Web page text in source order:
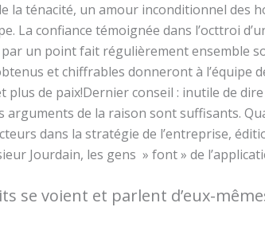
la ténacité, un amour inconditionnel des
La confiance témoignée dans l’octtroi
un point fait régulièrement ensemble
et chiffrables donneront à l’équipe
plus de paix!Dernier conseil : inutile de dire
arguments de la raison sont suffisants.
dans la stratégie de l’entreprise,
Jourdain, les gens » font » de
se voient et parlent d’eux-